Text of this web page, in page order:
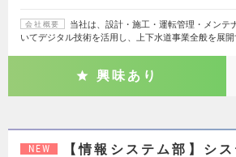
会社概要
当社は、設計・施工・運転管理・メンテ
いてデジタル技術を活用し、上下水道事業全般を展
興味あり
NEW
【情報システム部】シ